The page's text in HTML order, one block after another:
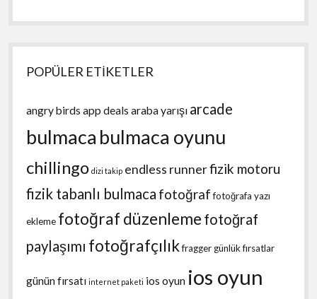
POPÜLER ETİKETLER
angry birds app deals araba yarışı arcade
bulmaca bulmaca oyunu
chillingo dizi takip endless runnerfizik motoru
fizik tabanlı bulmaca fotoğraf fotoğrafa yazı
ekleme fotoğraf düzenleme fotoğraf
paylaşımı fotoğrafçılıkfraggergünlük fırsatlar
günün fırsatı internet paketi ios oyun ios oyun